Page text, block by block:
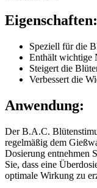
Eigenschaften:
Speziell für die
Enthält wichtige
Steigert die
Verbessert die
Anwendung:
Der B.A.C.
regelmäßig dem
Dosierung entnehmen
Sie, dass eine
optimale Wirkung zu